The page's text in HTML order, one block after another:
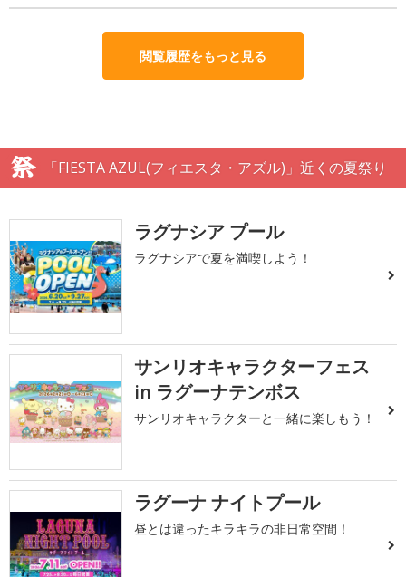
閲覧履歴をもっと見る
「FIESTA AZUL(フィエスタ・アズル)」近くの夏祭り
ラグナシア プール
ラグナシアで夏を満喫しよう！
サンリオキャラクターフェス
in ラグーナテンボス
サンリオキャラクターと一緒に楽しもう！
ラグーナ ナイトプール
昼とは違ったキラキラの非日常空間！